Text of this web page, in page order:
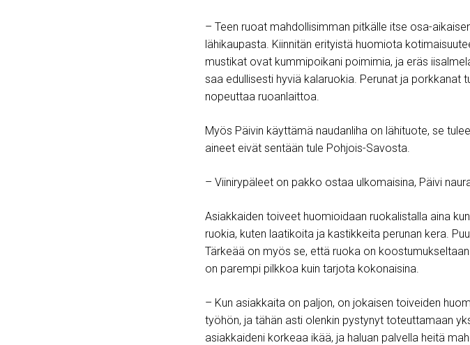
– Teen ruoat mahdollisimman pitkälle itse osa-
lähikaupasta. Kiinnitän erityistä huomiota
mustikat ovat kummipoikani poimimia, ja eräs
saa edullisesti hyviä kalaruokia. Perunat ja porkkanat
nopeuttaa ruoanlaittoa.
Myös Päivin käyttämä naudanliha on lähituote, se
aineet eivät sentään tule Pohjois-Savosta.
– Viinirypäleet on pakko ostaa ulkomaisina, Päivi
Asiakkaiden toiveet huomioidaan ruokalistalla aina
ruokia, kuten laatikoita ja kastikkeita perunan kera.
Tärkeää on myös se, että ruoka on
on parempi pilkkoa kuin tarjota kokonaisina.
– Kun asiakkaita on paljon, on jokaisen toiveiden
työhön, ja tähän asti olenkin pystynyt toteuttamaan
asiakkaideni korkeaa ikää, ja haluan palvella heitä